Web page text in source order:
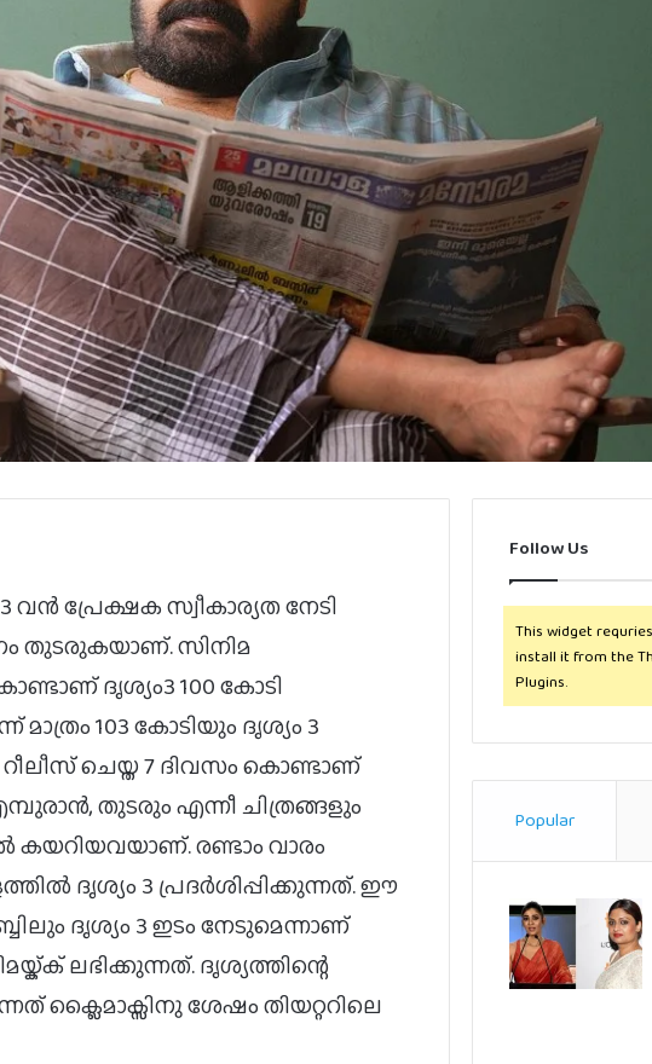
പ്രേക്ഷക സ്വീകാര്യത നേടി
തുടരുകയാണ്. സിനിമ
ദൃശ്യം3 100 കോടി
മാത്രം 103 കോടിയും ദൃശ്യം 3
റീലീസ് ചെയ്ത 7 ദിവസം കൊണ്ടാണ്
തുടരും എന്നീ ചിത്രങ്ങളും
രണ്ടാം വാരം
ദൃശ്യം 3 പ്രദര്‍ശിപ്പിക്കുന്നത്. ഈ
ദൃശ്യം 3 ഇടം നേടുമെന്നാണ്
ലഭിക്കുന്നത്. ദൃശ്യത്തിന്റെ
ക്ലൈമാക്സിനു ശേഷം തിയറ്ററിലെ
Follow Us
This widget
install it from the
Plugins.
Popular